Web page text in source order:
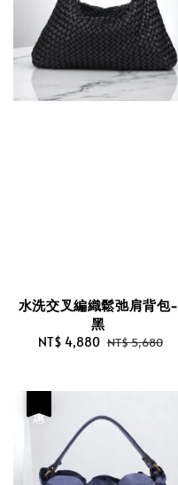
水洗交叉編織鬆弛肩背包-
黑
Sale
NT$ 4,880 Regular
NT$ 5,680